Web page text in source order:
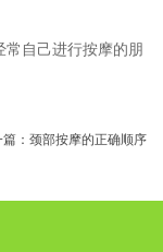
自己进行按摩的朋
： 颈部按摩的正确顺序